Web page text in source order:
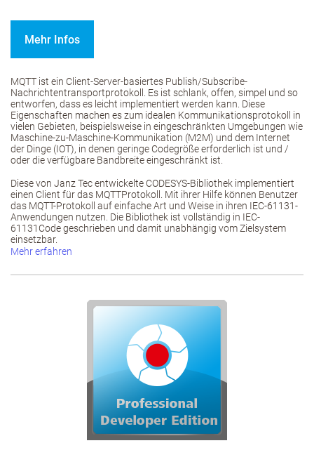
Mehr Infos
MQTT ist ein Client-Server-basiertes Publish/Subscribe-
Nachrichtentransportprotokoll. Es ist schlank, offen, simpel und so
entworfen, dass es leicht implementiert werden kann. Diese
Eigenschaften machen es zum idealen Kommunikationsprotokoll in
vielen Gebieten, beispielsweise in eingeschränkten Umgebungen wie
Maschine-zu-Maschine-Kommunikation (M2M) und dem Internet
der Dinge (IOT), in denen geringe Codegröße erforderlich ist und /
oder die verfügbare Bandbreite eingeschränkt ist.
Diese von Janz Tec entwickelte CODESYS-Bibliothek implementiert
einen Client für das MQTTProtokoll. Mit ihrer Hilfe können Benutzer
das MQTT-Protokoll auf einfache Art und Weise in ihren IEC-61131-
Anwendungen nutzen. Die Bibliothek ist vollständig in IEC-
61131Code geschrieben und damit unabhängig vom Zielsystem
einsetzbar.
Mehr erfahren